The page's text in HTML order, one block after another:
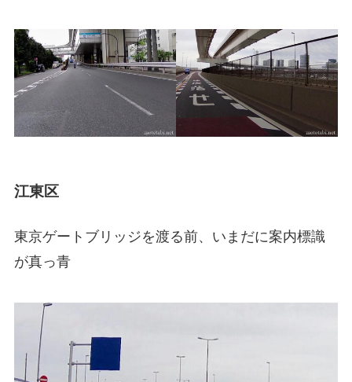
江東区
東京ゲートブリッジを渡る前、いまだに案内標識
が真っ青